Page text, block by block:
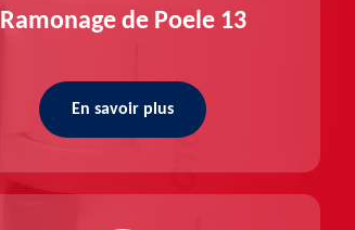
Ramonage de Poele 13
En savoir plus